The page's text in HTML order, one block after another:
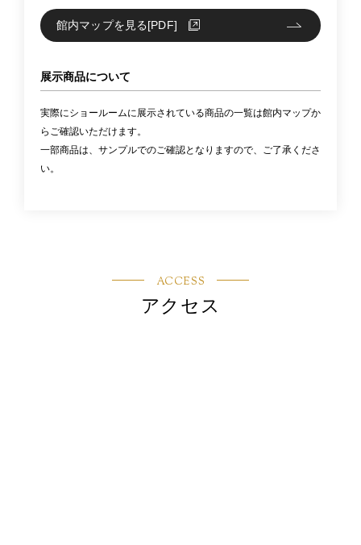
館内マップを見る[PDF]
展示商品について
実際にショールームに展示されている商品の一覧は館内マップか
らご確認いただけます。
一部商品は、サンプルでのご確認となりますので、ご了承くださ
い。
ACCESS
アクセス